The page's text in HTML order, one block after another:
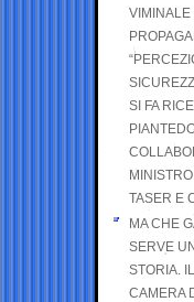
VIMINALE
SI FA
TASER E
MA CHE
SERVE
STORIA.
CAMERA